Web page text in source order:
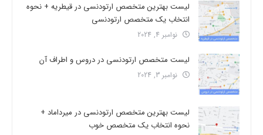
لیست بهترین متخصص ارتودنسی در قیطریه + نحوه
انتخاب یک متخصص ارتودنسی
نوامبر 4, 2024
لیست متخصص ارتودنسی در دروس و اطراف آن
نوامبر 3, 2024
لیست بهترین متخصص ارتودنسی در میرداماد +
نحوه انتخاب یک متخصص خوب